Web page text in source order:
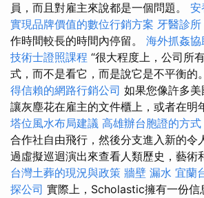
員，而且對雇主來說都是一個問題。 安
實現品牌價值的數位行銷方案 牙醫診所
作時間較長的時間內停留。 海外抓姦協
技術士證照課程 “很大程度上，公司所
式，而不是看它，而是說它是不平衡的
得信賴的網路行銷公司 如果您像許多
讓灰塵花在雇主的文件櫃上，或者在明
塔位風水布局建議 高雄辦台胞證的方式
合作社自由飛行，然後分支進入新的令
過虛擬巡迴演出來查看人類歷史，藝術
台灣土葬的現況與政策 牆壁 漏水 宜蘭
探公司 實際上，Scholastic擁有一份信